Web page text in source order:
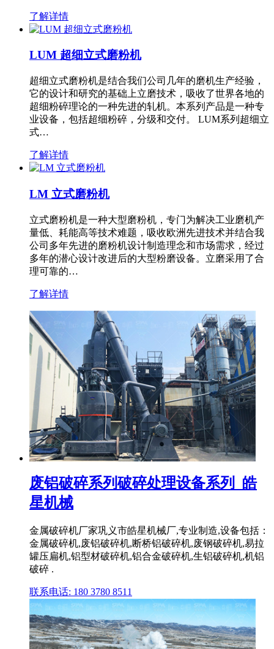
了解详情
LUM 超细立式磨粉机
超细立式磨粉机是结合我们公司几年的磨机生产经验，
它的设计和研究的基础上立磨技术，吸收了世界各地的
超细粉碎理论的一种先进的轧机。本系列产品是一种专
业设备，包括超细粉碎，分级和交付。 LUM系列超细立
式…
了解详情
LM 立式磨粉机
立式磨粉机是一种大型磨粉机，专门为解决工业磨机产
量低、耗能高等技术难题，吸收欧洲先进技术并结合我
公司多年先进的磨粉机设计制造理念和市场需求，经过
多年的潜心设计改进后的大型粉磨设备。立磨采用了合
理可靠的…
了解详情
废铝破碎系列破碎处理设备系列_皓
星机械
金属破碎机厂家巩义市皓星机械厂,专业制造,设备包括：
金属破碎机,废铝破碎机,断桥铝破碎机,废钢破碎机,易拉
罐压扁机,铝型材破碎机,铝合金破碎机,生铝破碎机,机铝
破碎 .
联系电话: 180 3780 8511